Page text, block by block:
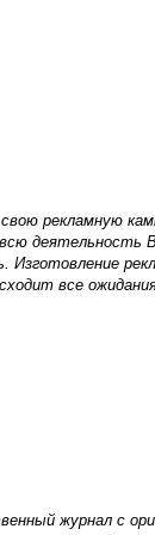
рекламную
деятельность
все
журнал с